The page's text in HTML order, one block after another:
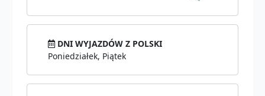
DNI WYJAZDÓW Z POLSKI
Poniedziałek, Piątek